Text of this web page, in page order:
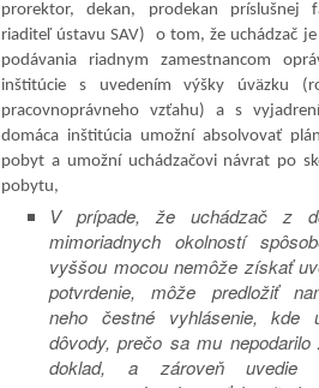
prorektor, dekan, prodekan príslušnej
riaditeľ ústavu SAV) o tom, že uchádzač je
podávania riadnym zamestnancom
inštitúcie s uvedením výšky úväzku
pracovnoprávneho vzťahu) a s
domáca inštitúcia umožní absolvovať
pobyt a umožní uchádzačovi návrat po
pobytu,
V prípade, že uchádzač z
mimoriadnych okolností
vyššou mocou nemôže získať
potvrdenie, môže predložiť
neho čestné vyhlásenie, kde
dôvody, prečo sa mu nepodarilo
doklad, a zároveň uvedie